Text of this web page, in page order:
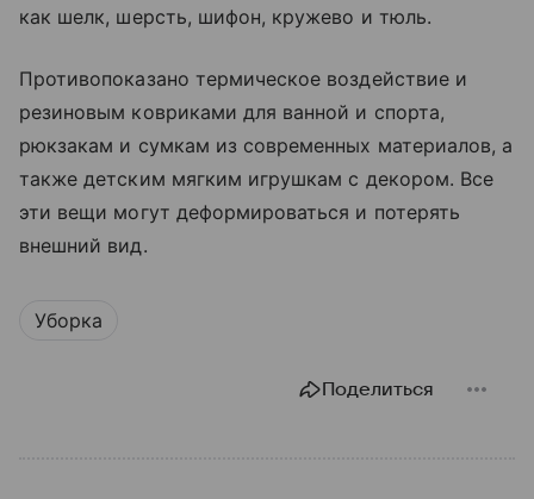
как шелк, шерсть, шифон, кружево и тюль.
Противопоказано термическое воздействие и
резиновым ковриками для ванной и спорта,
рюкзакам и сумкам из современных материалов, а
также детским мягким игрушкам с декором. Все
эти вещи могут деформироваться и потерять
внешний вид.
Уборка
Поделиться